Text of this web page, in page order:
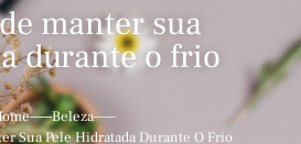
manter sua
durante o frio
Beleza
Sua Pele Hidratada Durante O Frio